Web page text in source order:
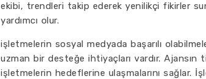
ekibi, trendleri takip ederek yenilikçi fikirler
yardımcı olur.
işletmelerin sosyal medyada başarılı
uzman bir desteğe ihtiyaçları vardır.
işletmelerin hedeflerine ulaşmalarını sağlar.